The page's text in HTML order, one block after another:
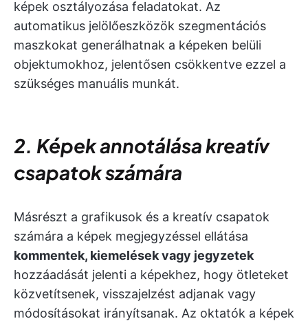
képek osztályozása feladatokat. Az
automatikus jelölőeszközök szegmentációs
maszkokat generálhatnak a képeken belüli
objektumokhoz, jelentősen csökkentve ezzel a
szükséges manuális munkát.
2. Képek annotálása kreatív
csapatok számára
Másrészt a grafikusok és a kreatív csapatok
számára a képek megjegyzéssel ellátása
kommentek, kiemelések vagy jegyzetek
hozzáadását jelenti a képekhez, hogy ötleteket
közvetítsenek, visszajelzést adjanak vagy
módosításokat irányítsanak. Az oktatók a képek